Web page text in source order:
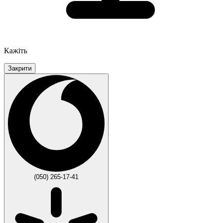
Кажіть
Закрити
(050) 265-17-41